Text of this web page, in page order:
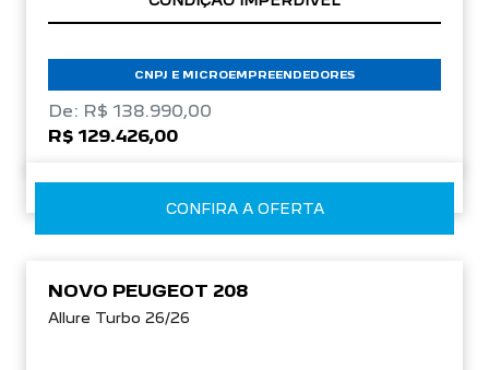
De: R$ 138.990,00
R$ 129.426,00
CONFIRA A OFERTA
Allure Turbo 26/26